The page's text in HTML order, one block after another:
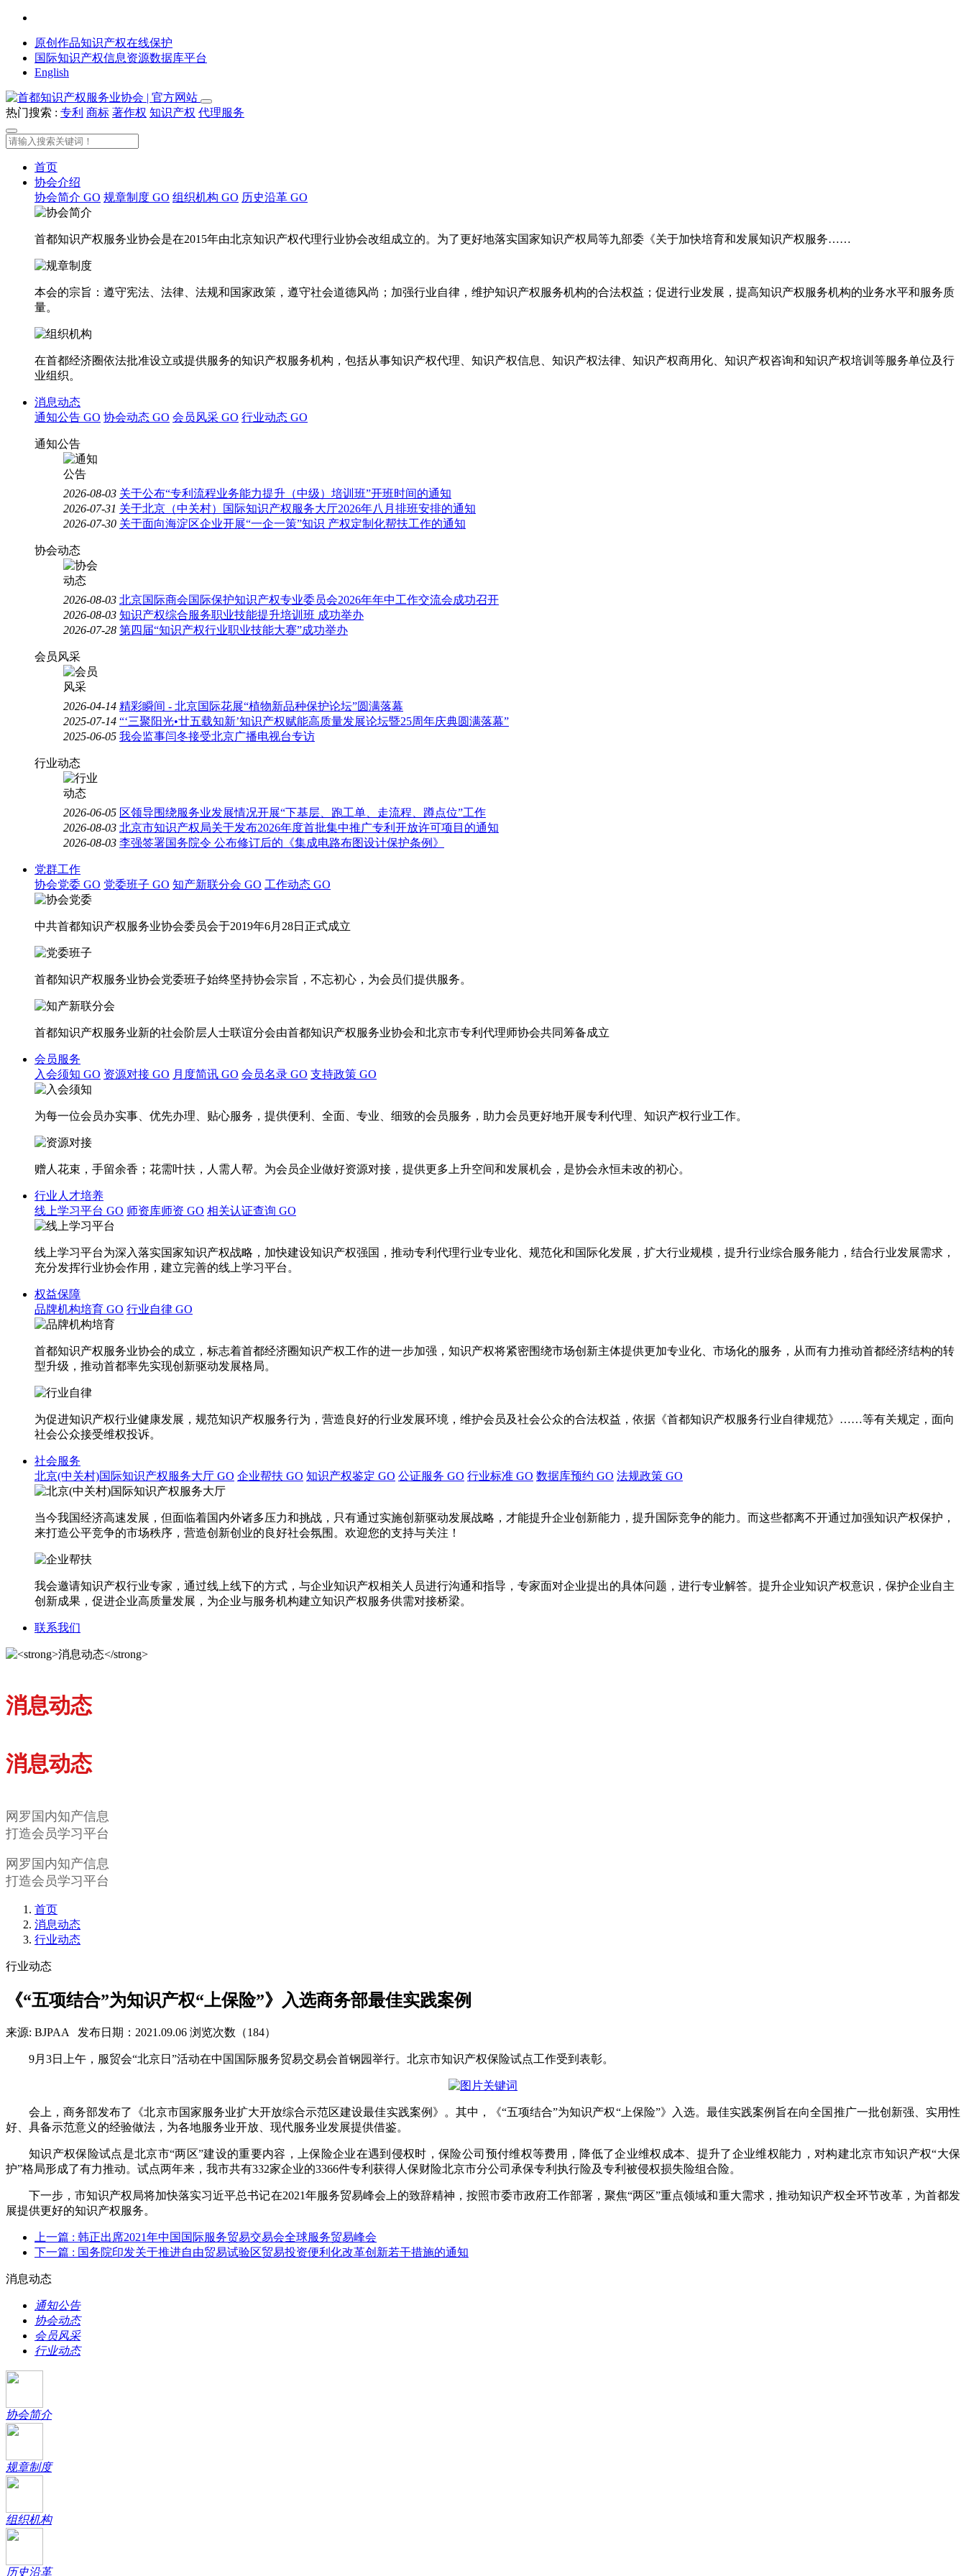
原创作品知识产权在线保护
国际知识产权信息资源数据库平台
English
热门搜索 : 专利 商标 著作权 知识产权 代理服务
首页
协会介绍
协会简介 GO 规章制度 GO 组织机构 GO 历史沿革 GO
首都知识产权服务业协会是在2015年由北京知识产权代理行业协会改组成立的。为了更好地落实国家知识产权局等九部委《关于加快培育和发展知识产权服务……
本会的宗旨：遵守宪法、法律、法规和国家政策，遵守社会道德风尚；加强行业自律，维护知识产权服务机构的合法权益；促进行业发展，提高知识产权服务机构的业务水平和服务质
量。
在首都经济圈依法批准设立或提供服务的知识产权服务机构，包括从事知识产权代理、知识产权信息、知识产权法律、知识产权商用化、知识产权咨询和知识产权培训等服务单位及行
业组织。
消息动态
通知公告 GO 协会动态 GO 会员风采 GO 行业动态 GO
通知公告
2026-08-03 关于公布“专利流程业务能力提升（中级）培训班”开班时间的通知
2026-07-31 关于北京（中关村）国际知识产权服务大厅2026年八月排班安排的通知
2026-07-30 关于面向海淀区企业开展“一企一策”知识 产权定制化帮扶工作的通知
协会动态
2026-08-03 北京国际商会国际保护知识产权专业委员会2026年年中工作交流会成功召开
2026-08-03 知识产权综合服务职业技能提升培训班 成功举办
2026-07-28 第四届“知识产权行业职业技能大赛”成功举办
会员风采
2026-04-14 精彩瞬间 - 北京国际花展“植物新品种保护论坛”圆满落幕
2025-07-14 “‘三聚阳光•廿五载知新’知识产权赋能高质量发展论坛暨25周年庆典圆满落幕”
2025-06-05 我会监事闫冬接受北京广播电视台专访
行业动态
2026-06-05 区领导围绕服务业发展情况开展“下基层、跑工单、走流程、蹲点位”工作
2026-08-03 北京市知识产权局关于发布2026年度首批集中推广专利开放许可项目的通知
2026-08-03 李强签署国务院令 公布修订后的《集成电路布图设计保护条例》
党群工作
协会党委 GO 党委班子 GO 知产新联分会 GO 工作动态 GO
中共首都知识产权服务业协会委员会于2019年6月28日正式成立
首都知识产权服务业协会党委班子始终坚持协会宗旨，不忘初心，为会员们提供服务。
首都知识产权服务业新的社会阶层人士联谊分会由首都知识产权服务业协会和北京市专利代理师协会共同筹备成立
会员服务
入会须知 GO 资源对接 GO 月度简讯 GO 会员名录 GO 支持政策 GO
为每一位会员办实事、优先办理、贴心服务，提供便利、全面、专业、细致的会员服务，助力会员更好地开展专利代理、知识产权行业工作。
赠人花束，手留余香；花需叶扶，人需人帮。为会员企业做好资源对接，提供更多上升空间和发展机会，是协会永恒未改的初心。
行业人才培养
线上学习平台 GO 师资库师资 GO 相关认证查询 GO
线上学习平台为深入落实国家知识产权战略，加快建设知识产权强国，推动专利代理行业专业化、规范化和国际化发展，扩大行业规模，提升行业综合服务能力，结合行业发展需求，
充分发挥行业协会作用，建立完善的线上学习平台。
权益保障
品牌机构培育 GO 行业自律 GO
首都知识产权服务业协会的成立，标志着首都经济圈知识产权工作的进一步加强，知识产权将紧密围绕市场创新主体提供更加专业化、市场化的服务，从而有力推动首都经济结构的转
型升级，推动首都率先实现创新驱动发展格局。
为促进知识产权行业健康发展，规范知识产权服务行为，营造良好的行业发展环境，维护会员及社会公众的合法权益，依据《首都知识产权服务行业自律规范》……等有关规定，面向
社会公众接受维权投诉。
社会服务
北京(中关村)国际知识产权服务大厅 GO 企业帮扶 GO 知识产权鉴定 GO 公证服务 GO 行业标准 GO 数据库预约 GO 法规政策 GO
当今我国经济高速发展，但面临着国内外诸多压力和挑战，只有通过实施创新驱动发展战略，才能提升企业创新能力，提升国际竞争的能力。而这些都离不开通过加强知识产权保护，
来打造公平竞争的市场秩序，营造创新创业的良好社会氛围。欢迎您的支持与关注！
我会邀请知识产权行业专家，通过线上线下的方式，与企业知识产权相关人员进行沟通和指导，专家面对企业提出的具体问题，进行专业解答。提升企业知识产权意识，保护企业自主
创新成果，促进企业高质量发展，为企业与服务机构建立知识产权服务供需对接桥梁。
联系我们
消息动态
消息动态
网罗国内知产信息
打造会员学习平台
网罗国内知产信息
打造会员学习平台
首页
消息动态
行业动态
行业动态
《“五项结合”为知识产权“上保险”》入选商务部最佳实践案例
来源: BJPAA 发布日期：2021.09.06 浏览次数（184）
9月3日上午，服贸会“北京日”活动在中国国际服务贸易交易会首钢园举行。北京市知识产权保险试点工作受到表彰。
会上，商务部发布了《北京市国家服务业扩大开放综合示范区建设最佳实践案例》。其中，《“五项结合”为知识产权“上保险”》入选。最佳实践案例旨在向全国推广一批创新强、实用性
好、具备示范意义的经验做法，为各地服务业开放、现代服务业发展提供借鉴。
知识产权保险试点是北京市“两区”建设的重要内容，上保险企业在遇到侵权时，保险公司预付维权等费用，降低了企业维权成本、提升了企业维权能力，对构建北京市知识产权“大保
护”格局形成了有力推动。试点两年来，我市共有332家企业的3366件专利获得人保财险北京市分公司承保专利执行险及专利被侵权损失险组合险。
下一步，市知识产权局将加快落实习近平总书记在2021年服务贸易峰会上的致辞精神，按照市委市政府工作部署，聚焦“两区”重点领域和重大需求，推动知识产权全环节改革，为首都发
展提供更好的知识产权服务。
上一篇 : 韩正出席2021年中国国际服务贸易交易会全球服务贸易峰会
下一篇 : 国务院印发关于推进自由贸易试验区贸易投资便利化改革创新若干措施的通知
消息动态
通知公告
协会动态
会员风采
行业动态
协会简介
规章制度
组织机构
历史沿革